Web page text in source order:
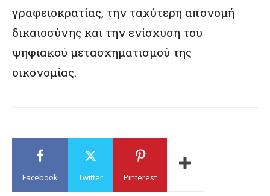
γραφειοκρατίας, την ταχύτερη απονομή
δικαιοσύνης και την ενίσχυση του
ψηφιακού μετασχηματισμού της
οικονομίας.
Facebook Twitter Pinterest